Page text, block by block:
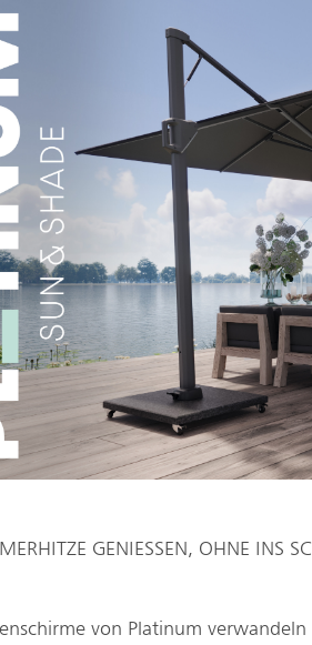
GENIESSEN, OHNE INS
von Platinum